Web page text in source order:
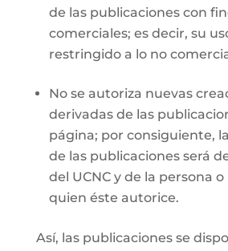
de las publicaciones con
comerciales; es decir, su
restringido a lo no
No se autoriza nuevas
derivadas de las
página; por consiguiente,
de las publicaciones será
del UCNC y de la persona
quien éste autorice.
Así, las publicaciones se